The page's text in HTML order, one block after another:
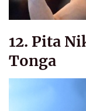
12. Pita
Tonga